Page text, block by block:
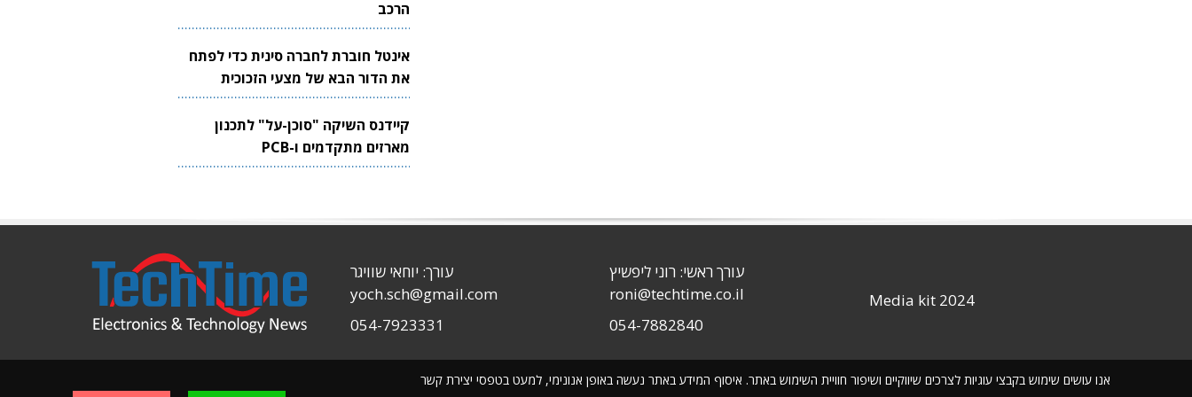
הרכב
אינטל חוברת לחברה סינית כדי לפתח
את הדור הבא של מצעי הזכוכית
לשבבים
קיידנס השיקה "סוכן-על" לתכנון
מארזים מתקדמים ו-PCB
אנו עושים שימוש בקבצי עוגיות לצרכים שיווקיים ושיפור חוויית השימוש באתר. איסוף המידע באתר נעשה באופן אנונימי, למעט בטפסי יצירת קשר
Media kit 2024
עורך ראשי: רוני ליפשיץ
roni@techtime.co.il
054-7882840
עורך: יוחאי שוויגר
yoch.sch@gmail.com
054-7923331